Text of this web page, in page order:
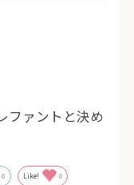
ファントと決め
0 Like! 0